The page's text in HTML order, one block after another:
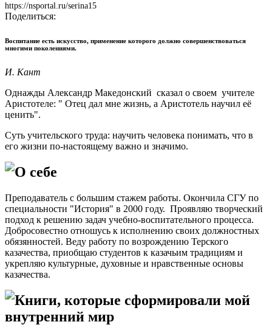
https://nsportal.ru/serina15
Поделиться:
Воспитание есть искусство, применение которого должно совершенствоваться
многими поколениями.
И. Кант
Однажды Александр Македонский сказал о своем учителе
Аристотеле: " Отец дал мне жизнь, а Аристотель научил её
ценить".
Суть учительского труда: научить человека понимать, что в
его жизни по-настоящему важно и значимо.
О себе
Преподаватель с большим стажем работы. Окончила СГУ по
специальности "История" в 2000 году. Проявляю творческий
подход к решению задач учебно-воспитательного процесса.
Добросовестно отношусь к исполнению своих должностных
обязянностей. Веду работу по возрождению Терского
казачества, приобщаю студентов к казачьим традициям и
укрепляю культурные, духовные и нравственные основы
казачества.
Книги, которые сформировали мой
внутренний мир